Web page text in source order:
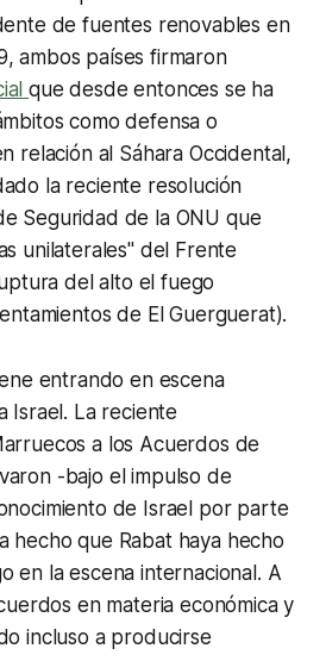
de fuentes renovables en
ambos países firmaron
que desde entonces se ha
como defensa o
relación al Sáhara Occidental,
la reciente resolución
Seguridad de la ONU que
unilaterales" del Frente
del alto el fuego
de El Guerguerat).
entrando en escena
Israel. La reciente
a los Acuerdos de
-bajo el impulso de
de Israel por parte
hecho que Rabat haya hecho
en la escena internacional. A
en materia económica y
incluso a producirse